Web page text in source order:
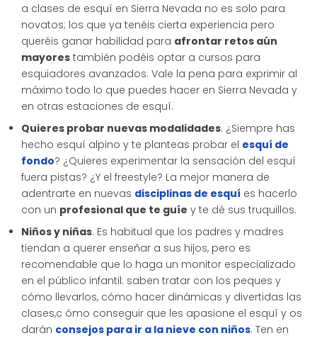
a clases de esquí en Sierra Nevada no es solo para
novatos; los que ya tenéis cierta experiencia pero
queréis ganar habilidad para afrontar retos aún
mayores también podéis optar a cursos para
esquiadores avanzados. Vale la pena para exprimir al
máximo todo lo que puedes hacer en Sierra Nevada y
en otras estaciones de esquí.
Quieres probar nuevas modalidades. ¿Siempre has
hecho esquí alpino y te planteas probar el esquí de
fondo? ¿Quieres experimentar la sensación del esquí
fuera pistas? ¿Y el freestyle? La mejor manera de
adentrarte en nuevas disciplinas de esquí es hacerlo
con un profesional que te guíe y te dé sus truquillos.
Niños y niñas. Es habitual que los padres y madres
tiendan a querer enseñar a sus hijos, pero es
recomendable que lo haga un monitor especializado
en el público infantil: saben tratar con los peques y
cómo llevarlos, cómo hacer dinámicas y divertidas las
clases,c ómo conseguir que les apasione el esquí y os
darán consejos para ir a la nieve con niños. Ten en